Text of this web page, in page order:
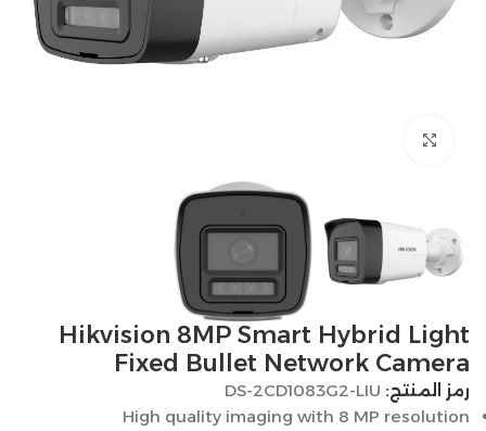
Hikvision 8MP Smart Hybrid Light
Fixed Bullet Network Camera
رمز المنتج: DS-2CD1083G2-LIU
High quality imaging with 8 MP resolution